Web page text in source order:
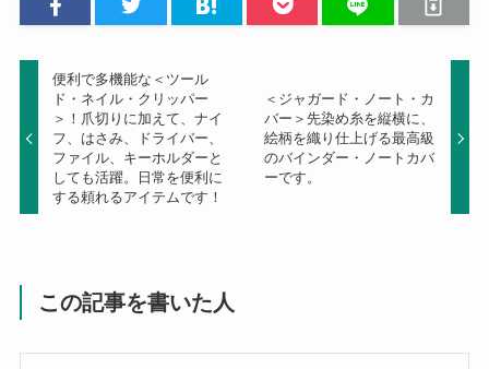
便利で多機能な＜ツール
ド・ネイル・クリッパー
＞！爪切りに加えて、ナイ
フ、はさみ、ドライバー、
ファイル、キーホルダーと
しても活躍。日常を便利に
する頼れるアイテムです！
＜ジャガード・ノート・カ
バー＞先染め糸を縦横に、
絵柄を織り仕上げる最高級
のバインダー・ノートカバ
ーです。
この記事を書いた人